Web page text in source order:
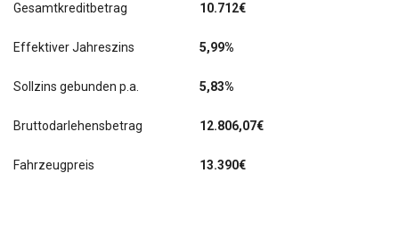
Gesamtkreditbetrag 10.712€
Effektiver Jahreszins 5,99%
Sollzins gebunden p.a. 5,83%
Bruttodarlehensbetrag 12.806,07€
Fahrzeugpreis 13.390€